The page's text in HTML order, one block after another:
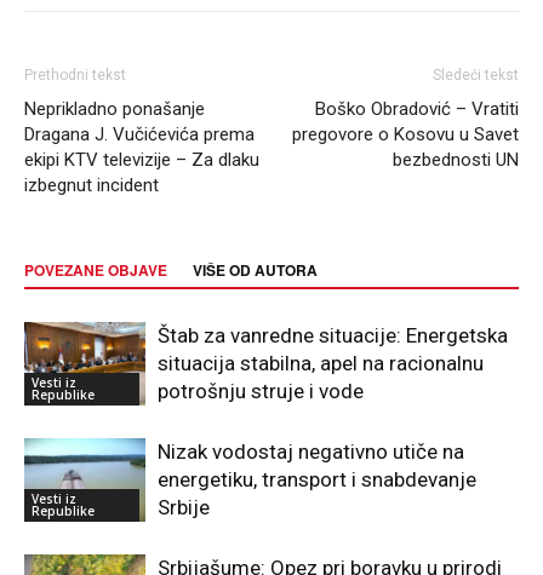
Prethodni tekst
Neprikladno ponašanje
Dragana J. Vučićevića prema
ekipi KTV televizije – Za dlaku
izbegnut incident
Sledeći tekst
Boško Obradović – Vratiti
pregovore o Kosovu u Savet
bezbednosti UN
POVEZANE OBJAVE VIŠE OD AUTORA
Vesti iz
Republike
Štab za vanredne situacije: Energetska
situacija stabilna, apel na racionalnu
potrošnju struje i vode
Vesti iz
Republike
Nizak vodostaj negativno utiče na
energetiku, transport i snabdevanje
Srbije
Srbijašume: Opez pri boravku u prirodi